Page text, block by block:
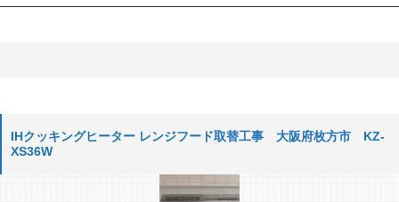
IHクッキングヒーター レンジフード取替工事 大阪府枚方市 KZ-
XS36W